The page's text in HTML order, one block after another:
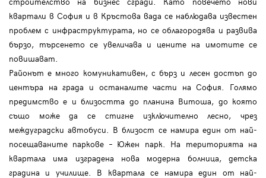
квартали в София и в Кръстова вада се наблюдава известен
проблем с инфраструктурата, но се облагородява и развива
бързо, търсенето се увеличава и цените на имотите се
повишават.
Районът е много комуникативен, с бърз и лесен достъп до
центъра на града и останалите части на София. Голямо
предимство е и близостта до планина Витоша, до която
също може да се стигне изключително лесно, чрез
междуградски автобуси. В близост се намира един от най-
посещаваните паркове – Южен парк. На територията на
квартала има изградена нова модерна болница, детска
градина и училище. В квартала се намира един от най-